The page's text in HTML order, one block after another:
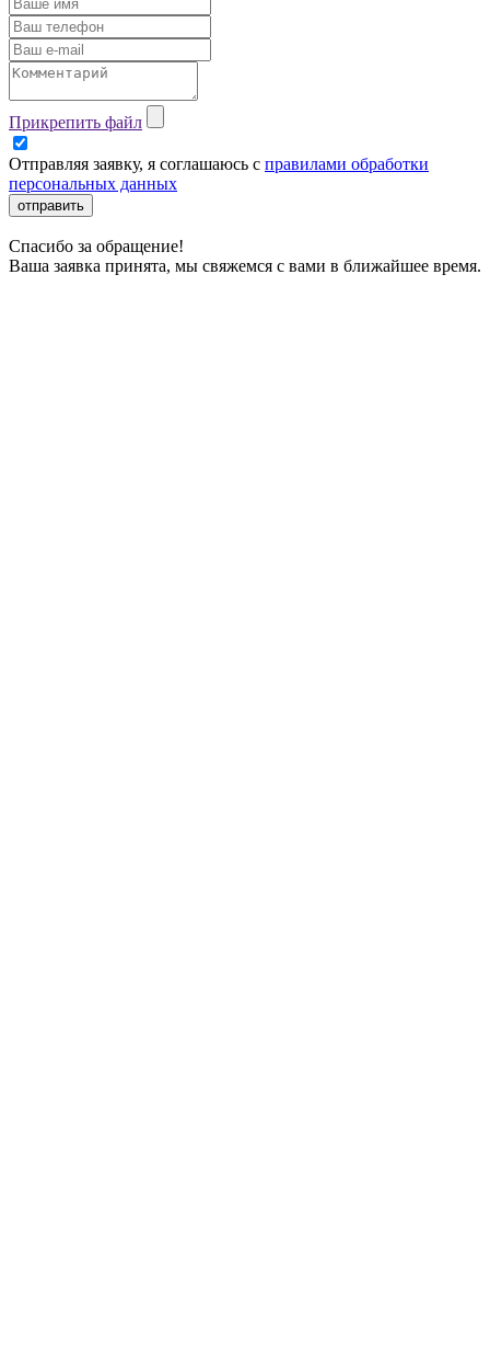
Прикрепить файл
Отправляя заявку, я соглашаюсь с правилами обработки
персональных данных
отправить
Спасибо за обращение!
Ваша заявка принята, мы свяжемся с вами в ближайшее время.